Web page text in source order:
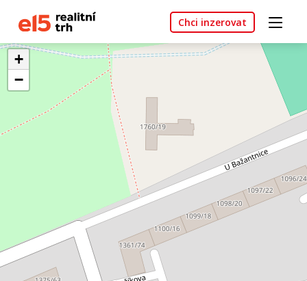
Chci inzerovat
+
−